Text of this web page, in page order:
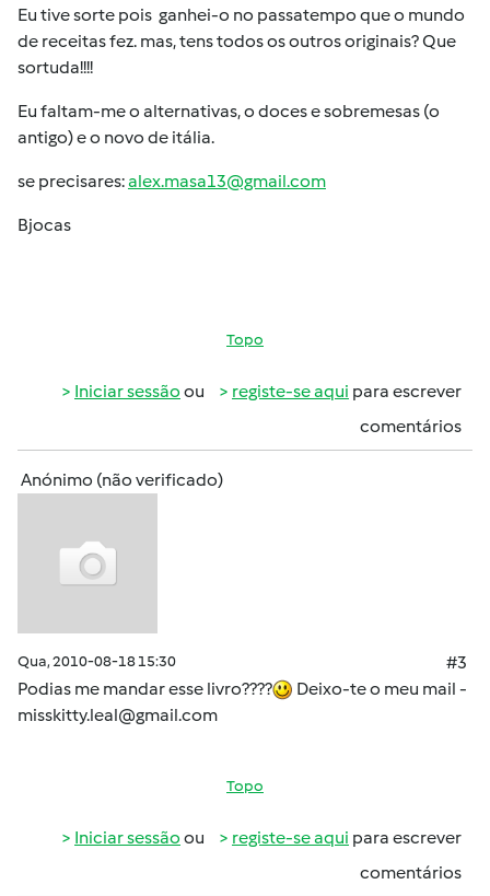
Eu tive sorte pois ganhei-o no passatempo que o mundo
de receitas fez. mas, tens todos os outros originais? Que
sortuda!!!!
Eu faltam-me o alternativas, o doces e sobremesas (o
antigo) e o novo de itália.
se precisares:alex.masa13@gmail.com
Bjocas
Topo
Iniciar sessão ou registe-se aqui para escrever
comentários
Anónimo (não verificado)
Qua, 2010-08-18 15:30
#3
Podias me mandar esse livro????
Deixo-te o meu mail -
misskitty.leal@gmail.com
Topo
Iniciar sessão ou registe-se aqui para escrever
comentários